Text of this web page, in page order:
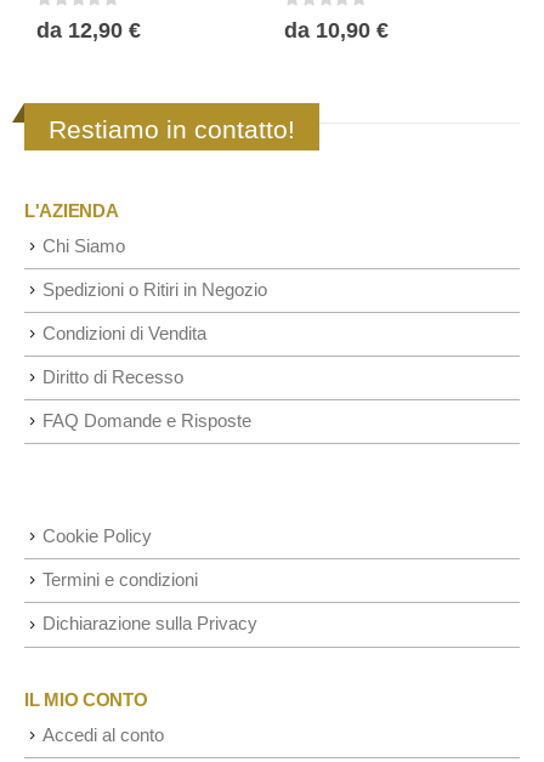
0Su 5
da 12,90 € 0Su 5
da 10,90 €
Restiamo in contatto!
L'AZIENDA
Chi Siamo
Spedizioni o Ritiri in Negozio
Condizioni di Vendita
Diritto di Recesso
FAQ Domande e Risposte
Cookie Policy
Termini e condizioni
Dichiarazione sulla Privacy
IL MIO CONTO
Accedi al conto